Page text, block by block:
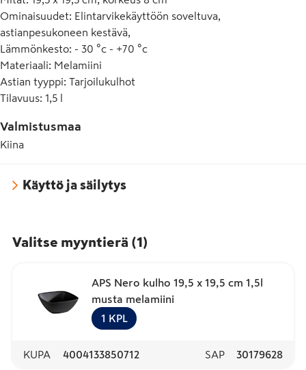
Ominaisuudet: Elintarvikekäyttöön soveltuva,
astianpesukoneen kestävä,
Lämmönkesto:
- 30 °c - +70 °c
Materiaali: Melamiini
Astian tyyppi: Tarjoilukulhot
Tilavuus: 1,5 l
Valmistusmaa
Kiina
Käyttö ja säilytys
Valitse myyntierä (1)
APS Nero kulho 19,5 x 19,5 cm 1,5l
musta melamiini
1 KPL
KUPA 4004133850712 SAP 30179628